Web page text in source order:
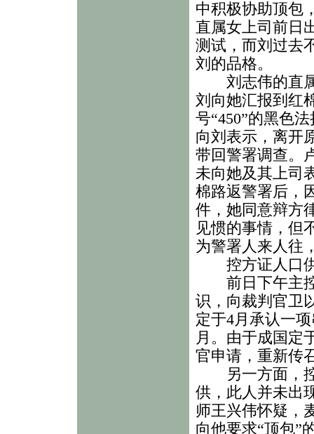
中积极协助顶包
直属女上司前日
测试，而刘过去
刘的品格。
刘志伟的直属
刘向她汇报到红
号“450”的黑色
向刘表示，离开
带回警署调查。
未向她及其上司
棉路返警署后，
件，她同意辩方
见惯的事情，但
为警署人来人往
控方证人口供
前日下午主控
识，向裁判官卫
定于4月承认一
月。由于成国定
官申请，重新传
另一方面，控
供，此人并未出
师王兴伟怀疑，
向他要求“顶包”